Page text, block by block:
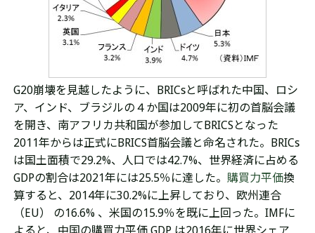
G20崩壊を見越したように、 BRICsと呼ばれた中国、ロシ
ア、インド、
ブラジルの４か国は2009年に初の首脳会議
を開き、 南アフリカ共和国が参加してBRICSとなった
2011年からは正式にBRICS首脳会議と命名された。BRICs
は国土面積で29.2%、人口では42.7%、世界経済に占める
GDPの割合は2021年には25.5％に達した。 購買力平価換
算すると、2014年に30.2%に上昇しており、欧州連合
（EU） の16.6%、米国の15.9％を既に上回った。IMFに